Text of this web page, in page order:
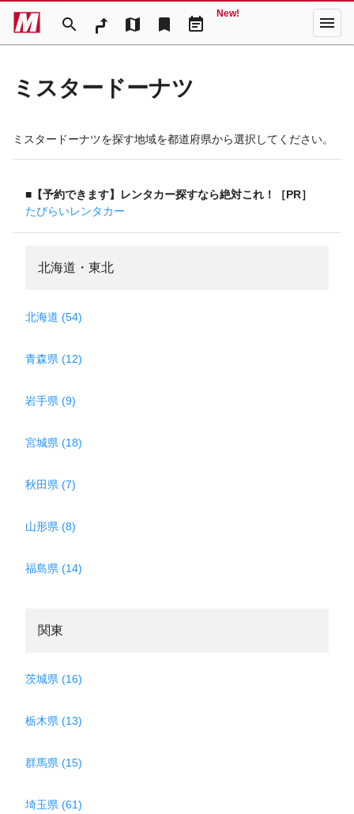
search map bookmark event_note
New! menu
ミスタードーナツ
ミスタードーナツを探す地域を都道府県から選択してください。
■【予約できます】レンタカー探すなら絶対これ！［PR］
たびらいレンタカー
北海道・東北
北海道 (54)
青森県 (12)
岩手県 (9)
宮城県 (18)
秋田県 (7)
山形県 (8)
福島県 (14)
関東
茨城県 (16)
栃木県 (13)
群馬県 (15)
埼玉県 (61)